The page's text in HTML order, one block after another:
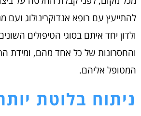
להתייעץ עם רופא אנדוקרינולוג ועם
ולדון יחד איתם בסוגי הטיפולים
והחסרונות של כל אחד מהם, ומידת
המטופל אליהם.
ניתוח בלוטת